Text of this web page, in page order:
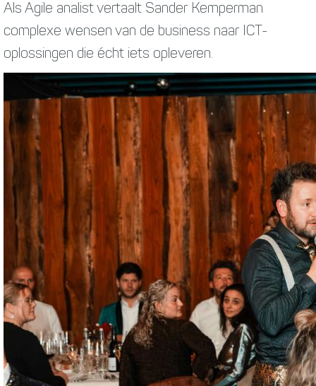
Als Agile analist vertaalt Sander Kemperman
complexe wensen van de business naar ICT-
oplossingen die écht iets opleveren.